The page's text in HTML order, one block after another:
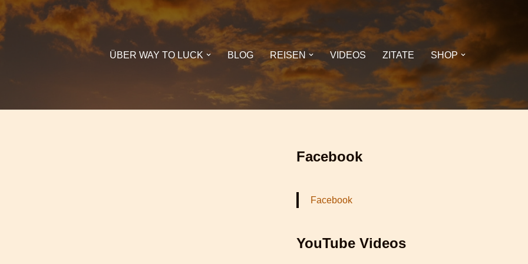
ÜBER WAY TO LUCK BLOG REISEN VIDEOS ZITATE SHOP
Facebook
Facebook
YouTube Videos